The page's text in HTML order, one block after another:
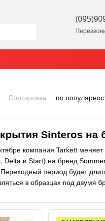
Сортировка: по
Sinteros на
компания Tarkett
Delta и Start) на бренд
период будет
в образцах под двумя
Франковской области